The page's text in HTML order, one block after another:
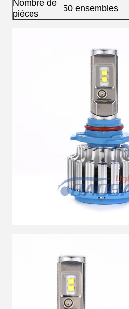
Nombre de
pièces
50 ensembles